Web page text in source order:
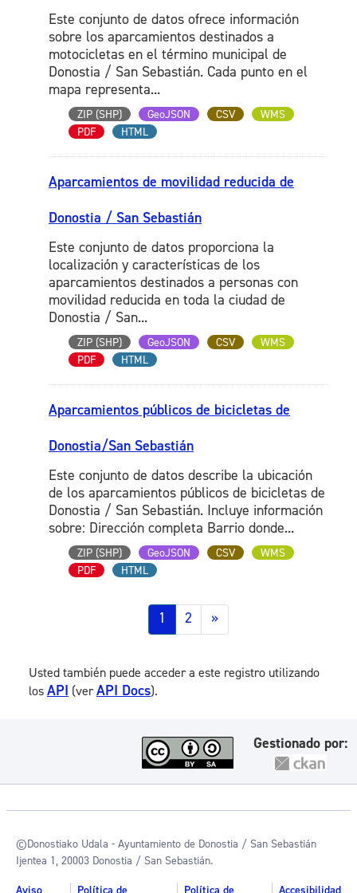
Este conjunto de datos ofrece información
sobre los aparcamientos destinados a
motocicletas en el término municipal de
Donostia / San Sebastián. Cada punto en el
mapa representa...
ZIP (SHP) GeoJSON CSV
WMS
PDF
HTML
Aparcamientos de movilidad reducida de
Donostia / San Sebastián
Este conjunto de datos proporciona la
localización y características de los
aparcamientos destinados a personas con
movilidad reducida en toda la ciudad de
Donostia / San...
ZIP (SHP) GeoJSON CSV
WMS
PDF
HTML
Aparcamientos públicos de bicicletas de
Donostia/San Sebastián
Este conjunto de datos describe la ubicación
de los aparcamientos públicos de bicicletas de
Donostia / San Sebastián. Incluye información
sobre: Dirección completa Barrio donde...
ZIP (SHP) GeoJSON CSV
WMS
PDF
HTML
1 2 »
Usted también puede acceder a este registro utilizando
los API (verAPI Docs).
Gestionado por:
©Donostiako Udala - Ayuntamiento de Donostia / San Sebastián
Ijentea 1, 20003 Donostia / San Sebastián.